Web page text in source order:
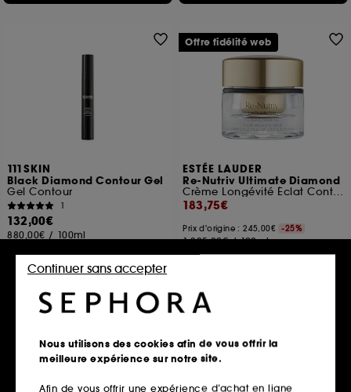
111SKIN
Black Diamond Contour Gel
Gel Contour
1
132,00€
880,00€ / 100ml
Ajouter au panier
ESTÉE LAUDER
Re-Nutriv Ultimate Diamond
Crème Longévité Éclat Contour des Yeux
183,75€
Prix d'origine : 245,00€ -25%
1.225,00€ /100ml
Ajouter au panier
Offre fidélité web
Nous utilisons des cookies afin de vous offrir la
meilleure expérience sur notre site.
Afin de vous offrir une expérience d’achat en ligne
Continuer sans accepter